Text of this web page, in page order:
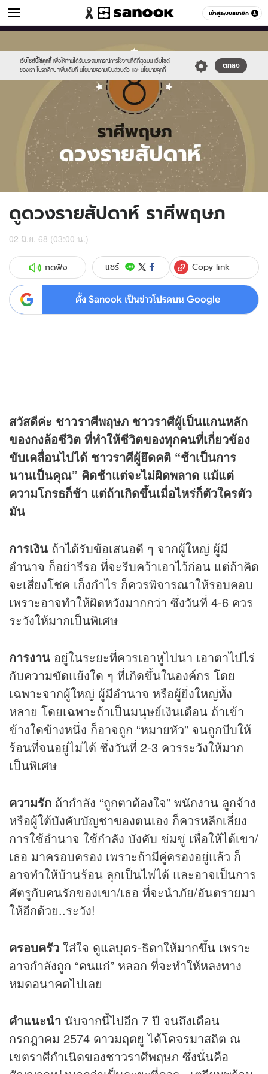
เข้าสู่ระบบสมาชิก
ดูดวง หมวดอื่นๆ
เว็บไซต์นี้ใช้คุกกี้ เพื่อให้ท่านได้รับประสบการณ์การใช้งานที่ดีที่สุดบน เว็บไซต์
ของเรา โปรดศึกษาเพิ่มเติมที่ นโยบายความเป็นส่วนตัว และ นโยบายคุกกี้
ตกลง
new-
sanook.png
horoscope-
taurus_zodia.jpg
ดูดวงรายสัปดาห์ ราศีพฤษภ
02 มิ.ย. 68 (03:00 น.)
กดฟัง แชร์ Copy link
ตั้ง Sanook เป็นข่าวโปรดบน Google
สวัสดีค่ะ ชาวราศีพฤษภ ชาวราศีผู้เป็นแกนหลัก
ของกงล้อชีวิต ที่ทำให้ชีวิตของทุกคนที่เกี่ยวข้อง
ขับเคลื่อนไปได้ ชาวราศีผู้ยึดคติ “ช้าเป็นการ
นานเป็นคุณ” คิดช้าแต่จะไม่ผิดพลาด แม้แต่
ความโกรธก็ช้า แต่ถ้าเกิดขึ้นเมื่อไหร่ก็ตัวใครตัว
มัน
การเงิน ถ้าได้รับข้อเสนอดี ๆ จากผู้ใหญ่ ผู้มี
อำนาจ ก็อย่ารีรอ ที่จะรีบคว้าเอาไว้ก่อน แต่ถ้าคิด
จะเสี่ยงโชค เก็งกำไร ก็ควรพิจารณาให้รอบคอบ
เพราะอาจทำให้ผิดหวังมากกว่า ซึ่งวันที่ 4-6 ควร
ระวังให้มากเป็นพิเศษ
การงาน อยู่ในระยะที่ควรเอาหูไปนา เอาตาไปไร่
กับความขัดแย้งใด ๆ ที่เกิดขึ้นในองค์กร โดย
เฉพาะจากผู้ใหญ่ ผู้มีอำนาจ หรือผู้ยิ่งใหญ่ทั้ง
หลาย โดยเฉพาะถ้าเป็นมนุษย์เงินเดือน ถ้าเข้า
ข้างใดข้างหนึ่ง ก็อาจถูก “หมายหัว” จนถูกบีบให้
ร้อนที่จนอยู่ไม่ได้ ซึ่งวันที่ 2-3 ควรระวังให้มาก
เป็นพิเศษ
ความรัก ถ้ากำลัง “ถูกตาต้องใจ” พนักงาน ลูกจ้าง
หรือผู้ใต้บังคับบัญชาของตนเอง ก็ควรหลีกเลี่ยง
การใช้อำนาจ ใช้กำลัง บังคับ ข่มขู่ เพื่อให้ได้เขา/
เธอ มาครอบครอง เพราะถ้ามีคู่ครองอยู่แล้ว ก็
อาจทำให้บ้านร้อน ลุกเป็นไฟได้ และอาจเป็นการ
ศัตรูกับคนรักของเขา/เธอ ที่จะนำภัย/อันตรายมา
ให้อีกด้วย..ระวัง!
ครอบครัว ใส่ใจ ดูแลบุตร-ธิดาให้มากขึ้น เพราะ
อาจกำลังถูก “คนแก่” หลอก ที่จะทำให้หลงทาง
หมดอนาคตไปเลย
คำแนะนำ นับจากนี้ไปอีก 7 ปี จนถึงเดือน
กรกฎาคม 2574 ดาวมฤตยู ได้โคจรมาสถิต ณ
เขตราศีกำเนิดของชาวราศีพฤษภ ซึ่งนั่นคือ